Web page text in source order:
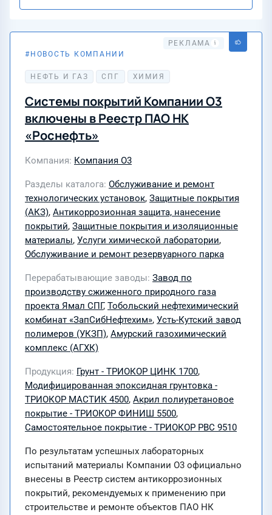
НОВОСТЬ КОМПАНИИ
20 июля 2026
НЕФТЬ И ГАЗ
СПГ ХИМИЯ
Системы покрытий Компании О3
включены в Реестр ПАО НК
«Роснефть»
Компания Компания О3
Разделы каталога Обслуживание и ремонт
технологических установок, Защитные покрытия
(АКЗ), Антикоррозионная защита, нанесение
покрытий, Защитные покрытия и изоляционные
материалы, Услуги химической лаборатории,
Обслуживание и ремонт резервуарного парка
Перерабатывающие заводы Завод по
производству сжиженного природного газа
проекта Ямал СПГ, Тобольский нефтехимический
комбинат «ЗапСибНефтехим», Усть-Кутский завод
полимеров (УКЗП), Амурский газохимический
комплекс (АГХК)
Продукция Грунт - ТРИОКОР ЦИНК 1700,
Модифицированная эпоксидная грунтовка -
ТРИОКОР МАСТИК 4500, Акрил полиуретановое
покрытие - ТРИОКОР ФИНИШ 5500,
Самостоятельное покрытие - ТРИОКОР PBC 9510
По результатам успешных лабораторных
испытаний материалы Компании О3 официально
внесены в Реестр систем антикоррозионных
покрытий, рекомендуемых к применению при
строительстве и ремонте объектов ПАО НК